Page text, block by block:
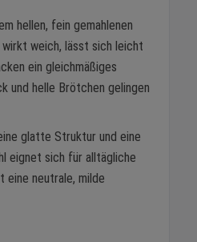
hellen, fein gemahlenen
wirkt weich, lässt sich leicht
ein gleichmäßiges
und helle Brötchen gelingen
glatte Struktur und eine
eignet sich für alltägliche
eine neutrale, milde